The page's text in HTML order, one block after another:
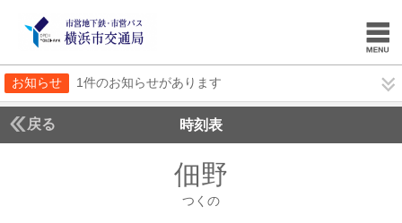
お知らせ 1件のお知らせがあります
戻る 時刻表
佃野
つくの